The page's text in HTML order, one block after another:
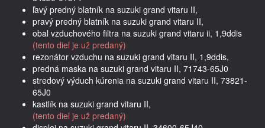
ľavý predný blatník na suzuki grand vitaru II,
pravý predný blatník na suzuki grand vitaru II,
obal vzduchového filtra na suzuki grand vitaru ii, 1,9ddis
(tento diel je už predaný)
rezonátor vzduchu na suzuki grand vitaru II, 1,9ddis,
predná maska na suzuki grand vitaru II, 71743-65J0
stredový výduch kúrenia na suzuki grand vitaru II, 73821-
65J0
kastlík na suzuki grand vitaru II,
(tento diel je už predaný)